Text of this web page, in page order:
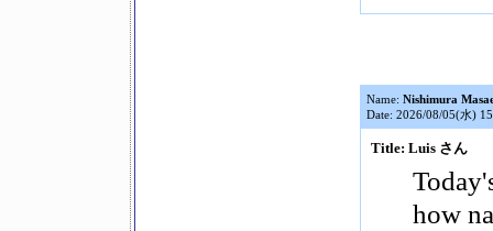
Name: Nishimura
Date: 2026/08/05(水)
Title: Luis さん
how